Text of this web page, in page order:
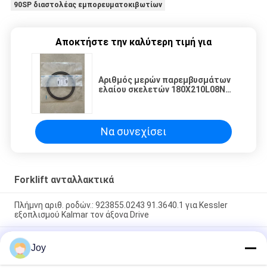
90SP διαστολέας εμπορευματοκιβωτίων
Αποκτήστε την καλύτερη τιμή για
Αριθμός μερών παρεμβυσμάτων
ελαίου σκελετών 180X210L08N
Να συνεχίσει
Forklift ανταλλακτικά
Πλήμνη αριθ. ροδών.: 923855.0243 91.3640.1 για Kessler
εξοπλισμού Kalmar τον άξονα Drive
Εξάρτηση σκαφών της γραμμής κυλίνδρων για το στοιβαχτή
προσιτότητας εμπορευματοκιβωτίων μηχανών TAD851VE
Konecrane της VOLVO
Joy